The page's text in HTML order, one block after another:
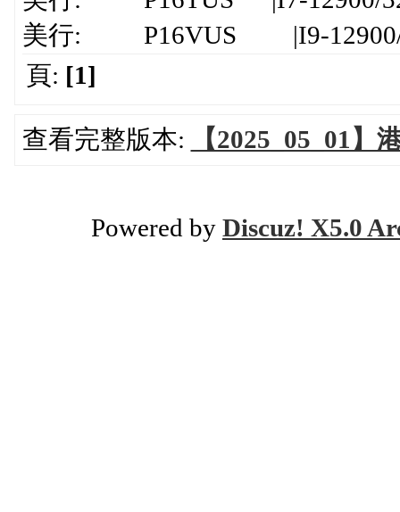
美行: P16VUS |I9-12900/
頁: [1]
查看完整版本: 【2025_05_01
Powered by Discuz! X5.0